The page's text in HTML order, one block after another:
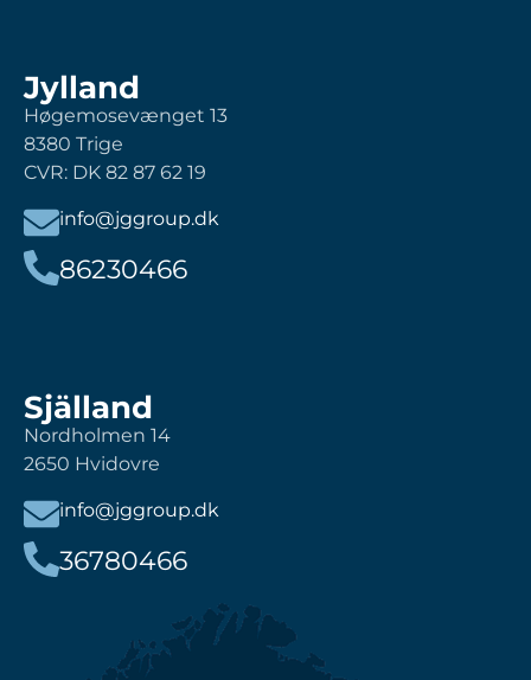
Jylland
Høgemosevænget 13
8380 Trige
CVR: DK 82 87 62 19
info@jggroup.dk
86230466
Själland
Nordholmen 14
2650 Hvidovre
info@jggroup.dk
36780466